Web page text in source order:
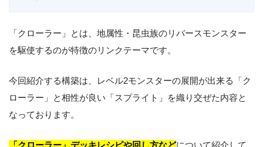
「クローラー」とは、地属性・昆虫族のリバースモンスター
を駆使するのが特徴のリンクテーマです。
今回紹介する構築は、レベル2モンスターの展開が出来る「ク
ローラー」と相性が良い「スプライト」を織り交ぜた内容と
なっております。
「クローラー」デッキレシピや回し方などについて紹介して